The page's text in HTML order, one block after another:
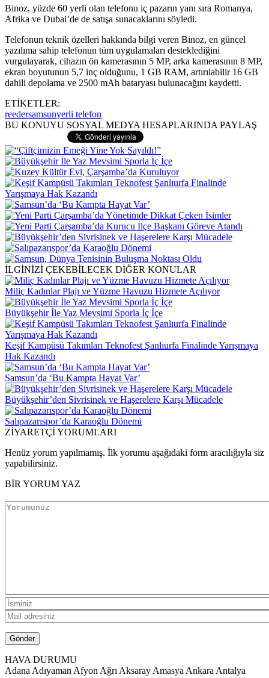
Binoz, yüzde 60 yerli olan telefonu iç pazarın yanı sıra Romanya,
Afrika ve Dubai’de de satışa sunacaklarını söyledi.
Telefonun teknik özelleri hakkında bilgi veren Binoz, en güncel
yazılıma sahip telefonun tüm uygulamaları desteklediğini
vurgulayarak, cihazın ön kamerasının 5 MP, arka kamerasının 8 MP,
ekran boyutunun 5,7 inç olduğunu, 1 GB RAM, artırılabilir 16 GB
dahili depolama ve 2500 mAh bataryası bulunacağını kaydetti.
ETİKETLER:
reedersamsunyerli telefon
BU KONUYU SOSYAL MEDYA HESAPLARINDA PAYLAŞ
İLGİNİZİ ÇEKEBİLECEK DİĞER KONULAR
Miliç Kadınlar Plajı ve Yüzme Havuzu Hizmete Açılıyor
Büyükşehir İle Yaz Mevsimi Sporla İç İçe
Keşif Kampüsü Takımları Teknofest Şanlıurfa Finalinde Yarışmaya
Hak Kazandı
Samsun’da ‘Bu Kampta Hayat Var’
Büyükşehir’den Sivrisinek ve Haşerelere Karşı Mücadele
Salıpazarıspor’da Karaoğlu Dönemi
ZİYARETÇİ YORUMLARI
Henüz yorum yapılmamış. İlk yorumu aşağıdaki form aracılığıyla siz
yapabilirsiniz.
BİR YORUM YAZ
HAVA DURUMU
Adana Adıyaman Afyon Ağrı Aksaray Amasya Ankara Antalya